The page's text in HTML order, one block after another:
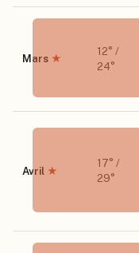
Mars ★
12° /
24°
Avril ★
17° /
29°